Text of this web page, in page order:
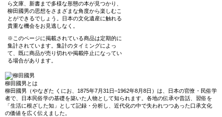
ら文庫、新書まで多様な形態の本が見つかり、
柳田國男の思想をさまざまな角度から楽しむこ
とができるでしょう。日本の文化遺産に触れる
貴重な機会をお見逃しなく。
※このページに掲載されている商品は定期的に
集計されています。集計のタイミングによっ
て、既に商品が売り切れや掲載停止になってい
る場合があります。
柳田國男とは
柳田國男（やなぎた くにお、1875年7月31日–1962年8月8日）は、日本の官僚・民俗学
者で、日本民俗学の基礎を築いた人物として知られます。各地の伝承や昔話、習俗を
「生活に根ざした知」として記録・分析し、近代化の中で失われつつあった口承文化
の価値を広く伝えました。